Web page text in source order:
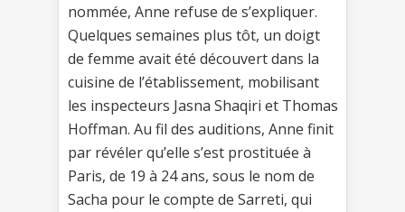
nommée, Anne refuse de s’expliquer.
Quelques semaines plus tôt, un doigt
de femme avait été découvert dans la
cuisine de l’établissement, mobilisant
les inspecteurs Jasna Shaqiri et Thomas
Hoffman. Au fil des auditions, Anne finit
par révéler qu’elle s’est prostituée à
Paris, de 19 à 24 ans, sous le nom de
Sacha pour le compte de Sarreti, qui